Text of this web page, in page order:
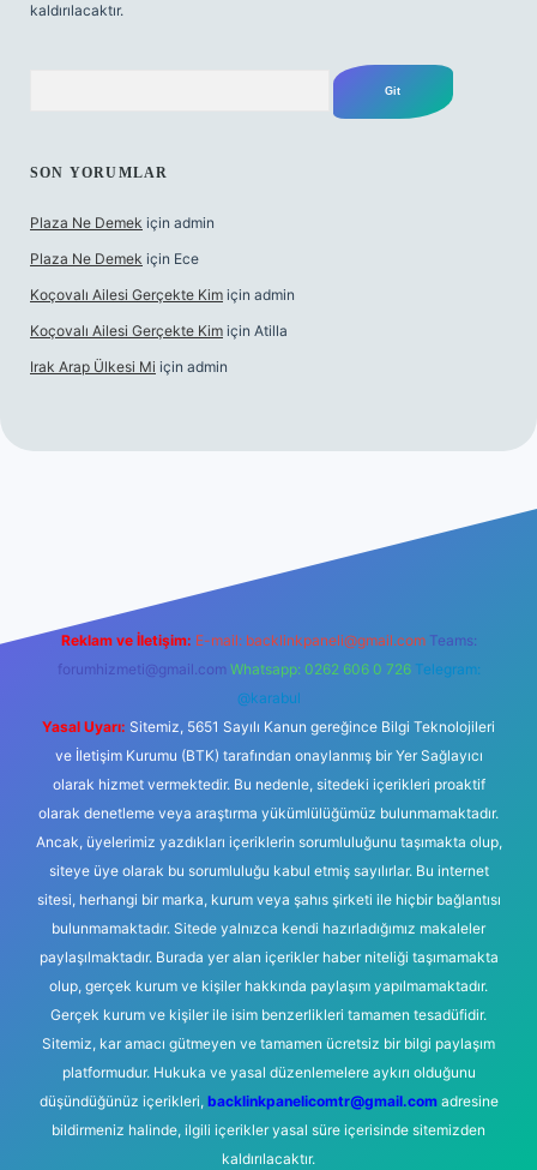
kaldırılacaktır.
SON YORUMLAR
Plaza Ne Demek için admin
Plaza Ne Demek için Ece
Koçovalı Ailesi Gerçekte Kim için admin
Koçovalı Ailesi Gerçekte Kim için Atilla
Irak Arap Ülkesi Mi için admin
Reklam ve İletişim: E-mail: backlinkpaneli@gmail.com Teams:
forumhizmeti@gmail.com Whatsapp: 0262 606 0 726 Telegram:
@karabul
Yasal Uyarı: Sitemiz, 5651 Sayılı Kanun gereğince Bilgi Teknolojileri
ve İletişim Kurumu (BTK) tarafından onaylanmış bir Yer Sağlayıcı
olarak hizmet vermektedir. Bu nedenle, sitedeki içerikleri proaktif
olarak denetleme veya araştırma yükümlülüğümüz bulunmamaktadır.
Ancak, üyelerimiz yazdıkları içeriklerin sorumluluğunu taşımakta olup,
siteye üye olarak bu sorumluluğu kabul etmiş sayılırlar. Bu internet
sitesi, herhangi bir marka, kurum veya şahıs şirketi ile hiçbir bağlantısı
bulunmamaktadır. Sitede yalnızca kendi hazırladığımız makaleler
paylaşılmaktadır. Burada yer alan içerikler haber niteliği taşımamakta
olup, gerçek kurum ve kişiler hakkında paylaşım yapılmamaktadır.
Gerçek kurum ve kişiler ile isim benzerlikleri tamamen tesadüfidir.
Sitemiz, kar amacı gütmeyen ve tamamen ücretsiz bir bilgi paylaşım
platformudur. Hukuka ve yasal düzenlemelere aykırı olduğunu
düşündüğünüz içerikleri, backlinkpanelicomtr@gmail.comadresine
bildirmeniz halinde, ilgili içerikler yasal süre içerisinde sitemizden
kaldırılacaktır.